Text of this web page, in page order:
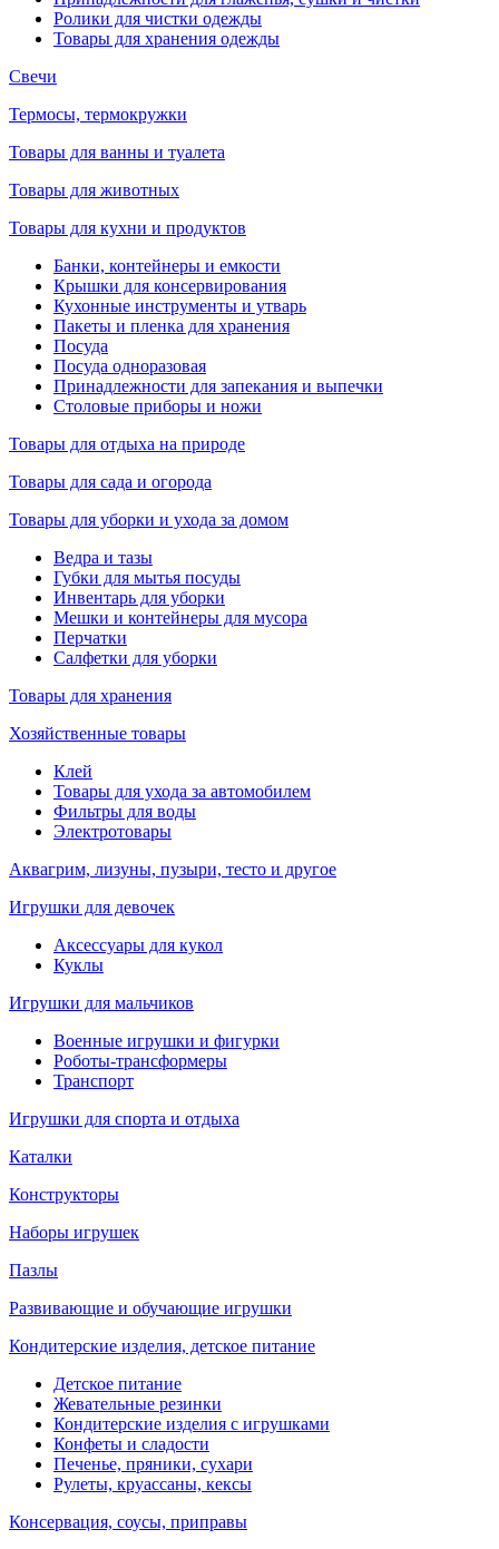
Ролики для чистки одежды
Товары для хранения одежды
Свечи
Термосы, термокружки
Товары для ванны и туалета
Товары для животных
Товары для кухни и продуктов
Банки, контейнеры и емкости
Крышки для консервирования
Кухонные инструменты и утварь
Пакеты и пленка для хранения
Посуда
Посуда одноразовая
Принадлежности для запекания и выпечки
Столовые приборы и ножи
Товары для отдыха на природе
Товары для сада и огорода
Товары для уборки и ухода за домом
Ведра и тазы
Губки для мытья посуды
Инвентарь для уборки
Мешки и контейнеры для мусора
Перчатки
Салфетки для уборки
Товары для хранения
Хозяйственные товары
Клей
Товары для ухода за автомобилем
Фильтры для воды
Электротовары
Аквагрим, лизуны, пузыри, тесто и другое
Игрушки для девочек
Аксессуары для кукол
Куклы
Игрушки для мальчиков
Военные игрушки и фигурки
Роботы-трансформеры
Транспорт
Игрушки для спорта и отдыха
Каталки
Конструкторы
Наборы игрушек
Пазлы
Развивающие и обучающие игрушки
Кондитерские изделия, детское питание
Детское питание
Жевательные резинки
Кондитерские изделия с игрушками
Конфеты и сладости
Печенье, пряники, сухари
Рулеты, круассаны, кексы
Консервация, соусы, приправы